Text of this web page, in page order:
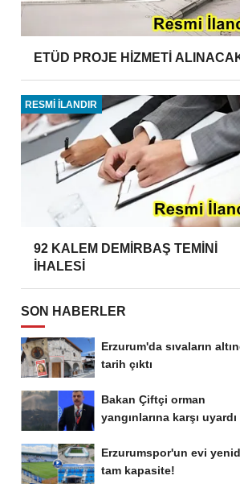
ETÜD PROJE HİZMETİ
RESMİ İLANDIR
92 KALEM DEMİRBAŞ TEMİNİ
İHALESİ
SON HABERLER
Erzurum'da sıvaların
tarih çıktı
Bakan Çiftçi orman
yangınlarına karşı uyardı
Erzurumspor'un evi
tam kapasite!